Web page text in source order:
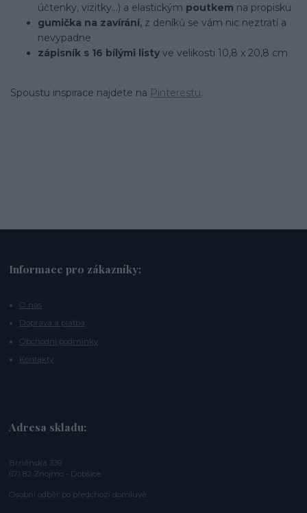
účtenky, vizitky...) a elastickým poutkem na propisku
gumička na zavírání, z deníků se vám nic neztratí a
nevypadne
zápisník s 16 bílými listy ve velikosti 10,8 x 20,8 cm
Spoustu inspirace najdete na Pinterestu.
Informace pro zákazníky:
O nás
Doprava a platba
Obchodní podmínky
Kontakty
Adresa skladu:
Brněnská 339
671 82 Znojmo - Dobšice
Osobní odběr po předchozí domluvě.